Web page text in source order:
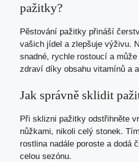
pažitky?
Pěstování pažitky přináší
vašich jídel a zlepšuje výživu.
snadné, rychle rostoucí a
zdraví díky obsahu vitamínů a
Jak správně sklidit
Při sklizni pažitky odstřihněte
nůžkami, nikoli celý stonek.
rostlina nadále poroste a dodá
celou sezónu.